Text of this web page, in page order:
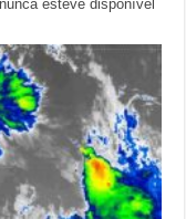
esteve disponível